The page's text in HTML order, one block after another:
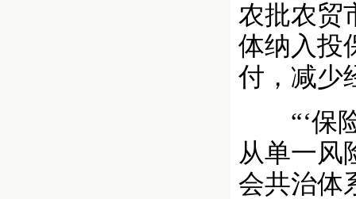
农批农贸
体纳入投
付，减少
“‘保险
从单一风
会共治体